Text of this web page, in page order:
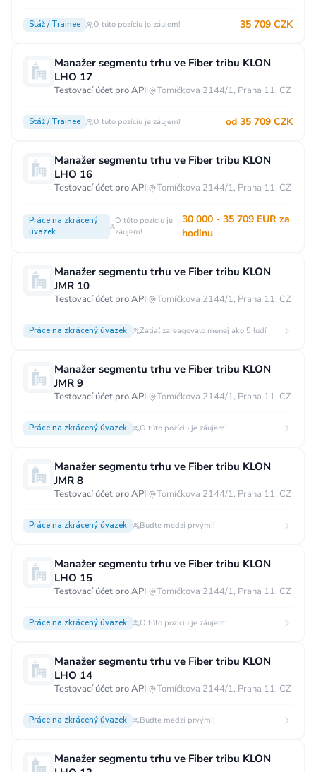
Stáž / Trainee O túto pozíciu je záujem! 35 709 CZK
Manažer segmentu trhu ve Fiber tribu KLON
LHO 17
Testovací účet pro API| Tomíčkova 2144/1, Praha 11, CZ
Stáž / Trainee O túto pozíciu je záujem! od 35 709 CZK
Manažer segmentu trhu ve Fiber tribu KLON
LHO 16
Testovací účet pro API| Tomíčkova 2144/1, Praha 11, CZ
Práce na zkrácený
úvazek
O túto pozíciu je
záujem!
30 000 - 35 709 EUR za
hodinu
Manažer segmentu trhu ve Fiber tribu KLON
JMR 10
Testovací účet pro API| Tomíčkova 2144/1, Praha 11, CZ
Práce na zkrácený úvazek Zatiaľ zareagovalo menej ako 5 ľudí
Manažer segmentu trhu ve Fiber tribu KLON
JMR 9
Testovací účet pro API| Tomíčkova 2144/1, Praha 11, CZ
Práce na zkrácený úvazek O túto pozíciu je záujem!
Manažer segmentu trhu ve Fiber tribu KLON
JMR 8
Testovací účet pro API| Tomíčkova 2144/1, Praha 11, CZ
Práce na zkrácený úvazek Buďte medzi prvými!
Manažer segmentu trhu ve Fiber tribu KLON
LHO 15
Testovací účet pro API| Tomíčkova 2144/1, Praha 11, CZ
Práce na zkrácený úvazek O túto pozíciu je záujem!
Manažer segmentu trhu ve Fiber tribu KLON
LHO 14
Testovací účet pro API| Tomíčkova 2144/1, Praha 11, CZ
Práce na zkrácený úvazek Buďte medzi prvými!
Manažer segmentu trhu ve Fiber tribu KLON
za hodinu
Práce na plný úvazek
Práce přes internet
Krátkodobá práce
Brigáda Stáž / Trainee
Vzdělání
Vzdělání není podstatné
Základní
Středoškolské nebo odborné vyučení s maturitou
Vysokoškolské / universitní
MBA, MBT, postgraduální studium